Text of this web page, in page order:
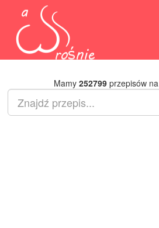
Mamy 252799przepisów na